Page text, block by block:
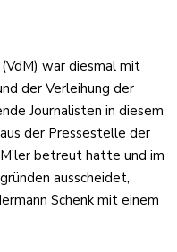
war diesmal mit
der Verleihung der
Journalisten in diesem
der Pressestelle der
betreut hatte und im
ausscheidet,
Schenk mit einem